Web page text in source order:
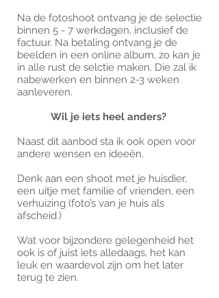
Na de fotoshoot ontvang je de selectie
binnen 5 - 7 werkdagen, inclusief de
factuur. Na betaling ontvang je de
beelden in een online album, zo kan je
in alle rust de selctie maken. Die zal ik
nabewerken en binnen 2-3 weken
aanleveren.
Wil je iets heel anders?
Naast dit aanbod sta ik ook open voor
andere wensen en ideeën.
Denk aan een shoot met je huisdier,
een uitje met familie of vrienden, een
verhuizing (foto’s van je huis als
afscheid.)
Wat voor bijzondere gelegenheid het
ook is of juist iets alledaags, het kan
leuk en waardevol zijn om het later
terug te zien.